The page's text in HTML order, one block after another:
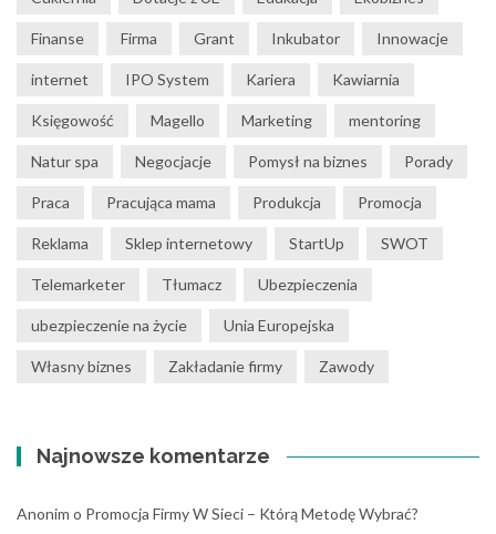
Finanse Firma Grant Inkubator Innowacje
internet IPO System Kariera Kawiarnia
Księgowość Magello Marketing mentoring
Natur spa Negocjacje Pomysł na biznes Porady
Praca Pracująca mama Produkcja Promocja
Reklama Sklep internetowy StartUp SWOT
Telemarketer Tłumacz Ubezpieczenia
ubezpieczenie na życie Unia Europejska
Własny biznes Zakładanie firmy Zawody
Najnowsze komentarze
Anonim o Promocja Firmy W Sieci – Którą Metodę Wybrać?